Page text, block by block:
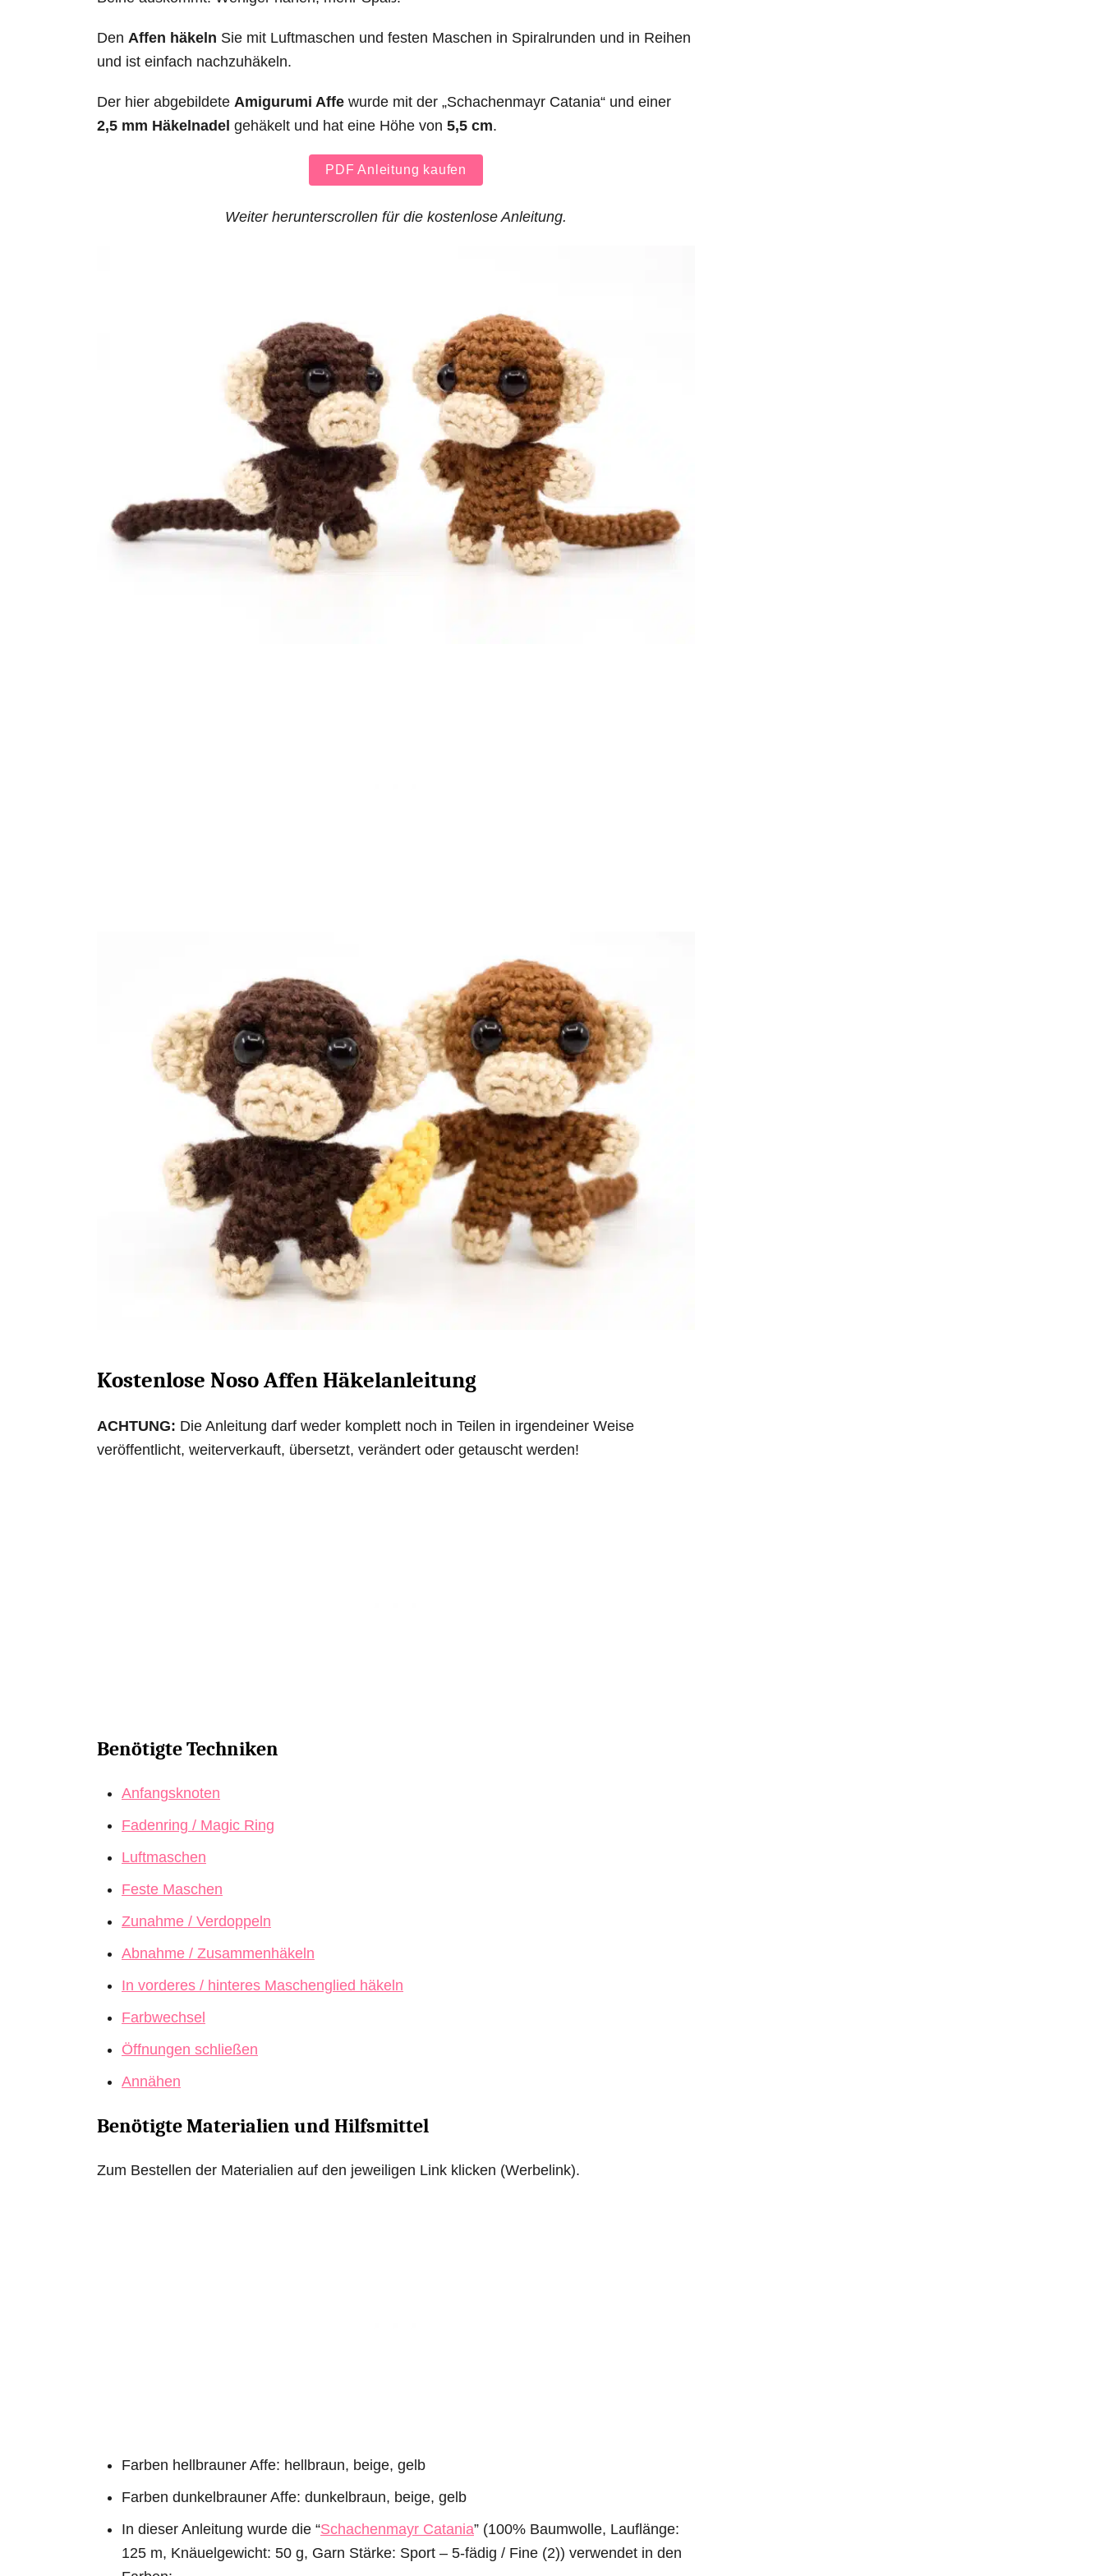
Den Affen häkeln Sie mit Luftmaschen und festen Maschen in Spiralrunden und in Reihen
und ist einfach nachzuhäkeln.
Der hier abgebildete Amigurumi Affe wurde mit der „Schachenmayr Catania“ und einer
2,5 mm Häkelnadel gehäkelt und hat eine Höhe von 5,5 cm.
PDF Anleitung kaufen
Weiter herunterscrollen für die kostenlose Anleitung.
Kostenlose Noso Affen Häkelanleitung
ACHTUNG: Die Anleitung darf weder komplett noch in Teilen in irgendeiner Weise
veröffentlicht, weiterverkauft, übersetzt, verändert oder getauscht werden!
Benötigte Techniken
Anfangsknoten
Fadenring / Magic Ring
Luftmaschen
Feste Maschen
Zunahme / Verdoppeln
Abnahme / Zusammenhäkeln
In vorderes / hinteres Maschenglied häkeln
Farbwechsel
Öffnungen schließen
Annähen
Benötigte Materialien und Hilfsmittel
Zum Bestellen der Materialien auf den jeweiligen Link klicken (Werbelink).
Farben hellbrauner Affe: hellbraun, beige, gelb
Farben dunkelbrauner Affe: dunkelbraun, beige, gelb
In dieser Anleitung wurde die “Schachenmayr Catania” (100% Baumwolle, Lauflänge:
125 m, Knäuelgewicht: 50 g, Garn Stärke: Sport – 5-fädig / Fine (2)) verwendet in den